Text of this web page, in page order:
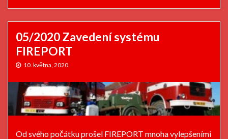
05/2020 Zavedení systému
FIREPORT
10. května, 2020
Od svého počátku prošel FIREPORT mnoha vylepšeními